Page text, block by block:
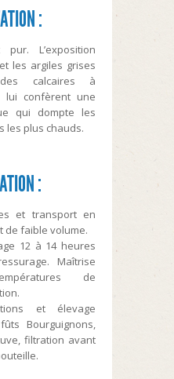
:
L’exposition
les argiles grises
calcaires à
lui confèrent une
qui dompte les
les plus chauds.
:
et transport en
de faible volume.
12 à 14 heures
Maîtrise
de
et élevage
Bourguignons,
filtration avant